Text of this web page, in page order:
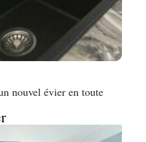
nouvel évier en toute